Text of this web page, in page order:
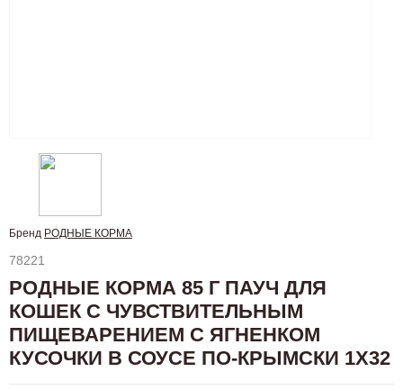
Бренд РОДНЫЕ КОРМА
78221
РОДНЫЕ КОРМА 85 Г ПАУЧ ДЛЯ
КОШЕК С ЧУВСТВИТЕЛЬНЫМ
ПИЩЕВАРЕНИЕМ С ЯГНЕНКОМ
КУСОЧКИ В СОУСЕ ПО-КРЫМСКИ 1Х32